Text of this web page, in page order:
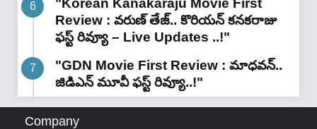
"Korean Kanakaraju Movie First
Review : వరుణ్ తేజ్.. కొరియన్ కనకరాజు
ఫస్ట్ రివ్యూ – Live Updates ..!"
"GDN Movie First Review : మాధవన్..
జిడిఎన్ మూవీ ఫ‌స్ట్ రివ్యూ..!"
Company